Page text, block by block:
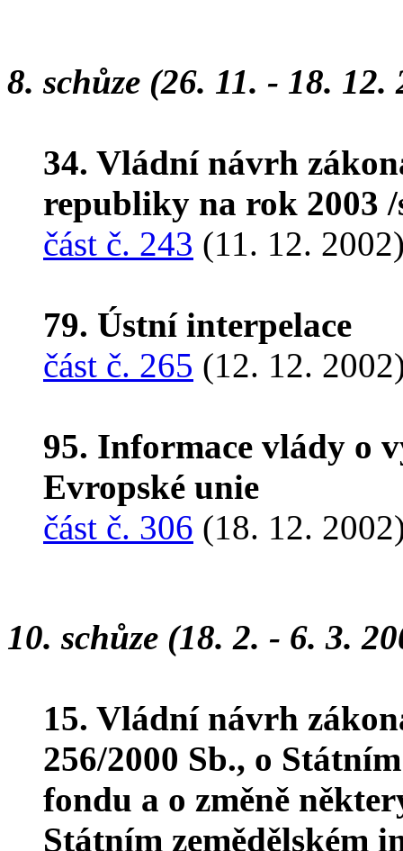
8. schůze (26. 11. - 18. 12.
34. Vládní návrh
republiky na rok 2003
část č. 243 (11. 12.
79. Ústní interpelace
část č. 265 (12. 12.
95. Informace vlády o
Evropské unie
část č. 306 (18. 12.
10. schůze (18. 2. - 6. 3.
15. Vládní návrh
256/2000 Sb., o
fondu a o změně
Státním zemědělském